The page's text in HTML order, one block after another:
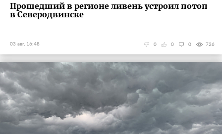
Прошедший в регионе ливень устроил потоп
в Северодвинске
03 авг, 16:48 726
0
0
0